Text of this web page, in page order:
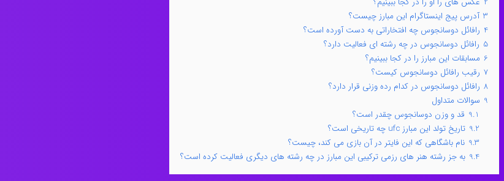
3 آدرس پیج اینستاگرام این مبارز چیست؟
4 رافائل دوسانجوس چه افتخاراتی به دست آورده است؟
5 رافائل دوسانجوس در چه رشته ای فعالیت دارد؟
6 مسابقات این مبارز را در کجا ببینیم؟
7 رقیب رافائل دوسانجوس کیست؟
8 رافائل دوسانجوس در کدام رده وزنی قرار دارد؟
9 سوالات متداول
9.1 قد و وزن دوسانجوس چقدر است؟
9.2 تاریخ تولد این مبارز ufc چه تاریخی است؟
9.3 نام باشگاهی که این فایتر در آن بازی می کند، چیست؟
9.4 به جز رشته هنر های رزمی ترکیبی این مبارز در چه رشته های دیگری فعالیت کرده است؟